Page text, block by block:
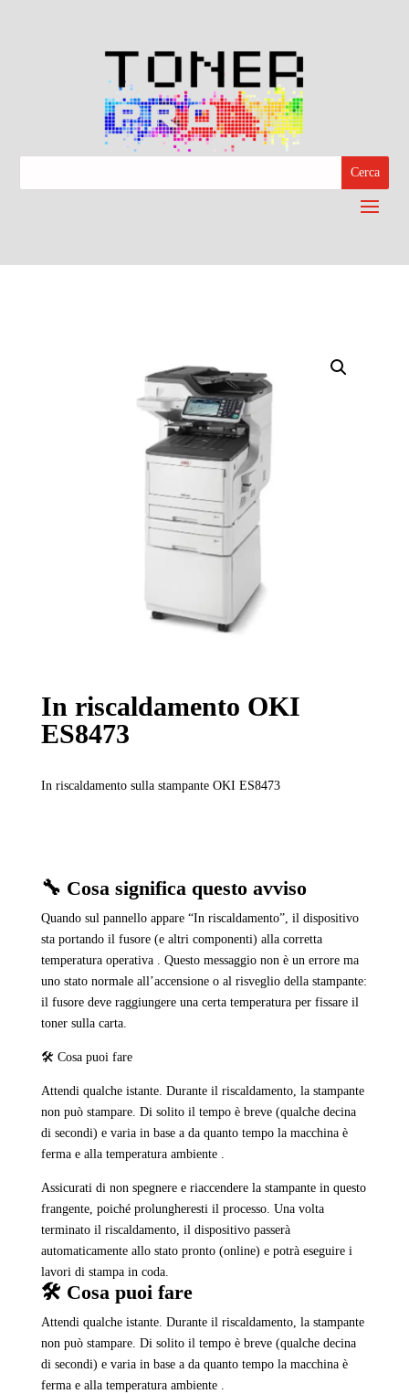
In riscaldamento OKI
ES8473
In riscaldamento sulla stampante OKI ES8473
🔧 Cosa significa questo avviso
Quando sul pannello appare “In riscaldamento”, il dispositivo
sta portando il fusore (e altri componenti) alla corretta
temperatura operativa . Questo messaggio non è un errore ma
uno stato normale all’accensione o al risveglio della stampante:
il fusore deve raggiungere una certa temperatura per fissare il
toner sulla carta.
🛠 Cosa puoi fare
Attendi qualche istante. Durante il riscaldamento, la stampante
non può stampare. Di solito il tempo è breve (qualche decina
di secondi) e varia in base a da quanto tempo la macchina è
ferma e alla temperatura ambiente .
Assicurati di non spegnere e riaccendere la stampante in questo
frangente, poiché prolungheresti il processo. Una volta
terminato il riscaldamento, il dispositivo passerà
automaticamente allo stato pronto (online) e potrà eseguire i
lavori di stampa in coda.
🛠️ Cosa puoi fare
Attendi qualche istante. Durante il riscaldamento, la stampante
non può stampare. Di solito il tempo è breve (qualche decina
di secondi) e varia in base a da quanto tempo la macchina è
ferma e alla temperatura ambiente .